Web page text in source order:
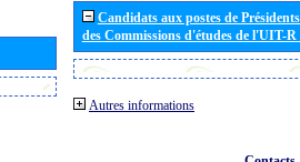
Candidats aux postes de
des Commissions d'études de l'UIT-
Autres informations